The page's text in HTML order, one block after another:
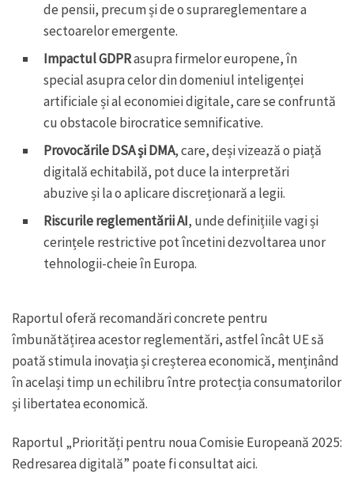
de pensii, precum și de o suprareglementare a
sectoarelor emergente.
Impactul GDPRasupra firmelor europene, în
special asupra celor din domeniul inteligenței
artificiale și al economiei digitale, care se confruntă
cu obstacole birocratice semnificative.
Provocările DSA și DMA, care, deși vizează o piață
digitală echitabilă, pot duce la interpretări
abuzive și la o aplicare discreționară a legii.
Riscurile reglementării AI, unde definițiile vagi și
cerințele restrictive pot încetini dezvoltarea unor
tehnologii-cheie în Europa.
Raportul oferă recomandări concrete pentru
îmbunătățirea acestor reglementări, astfel încât UE să
poată stimula inovația și creșterea economică, menținând
în același timp un echilibru între protecția consumatorilor
și libertatea economică.
Raportul „Priorități pentru noua Comisie Europeană 2025:
Redresarea digitală” poate fi consultat aici.